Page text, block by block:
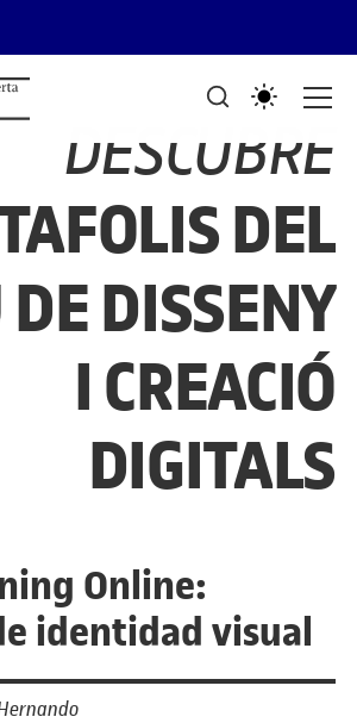
DEL GRAU DE DISSENY
DESCUBRE
DEL
DISSENY
I CREACIÓ
DIGITALS
Online:
identidad visual